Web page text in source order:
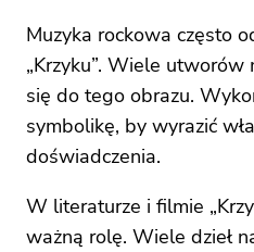
Muzyka rockowa często
„Krzyku”. Wiele utworów
się do tego obrazu.
symbolikę, by wyrazić
doświadczenia.
W literaturze i filmie
ważną rolę. Wiele dzieł